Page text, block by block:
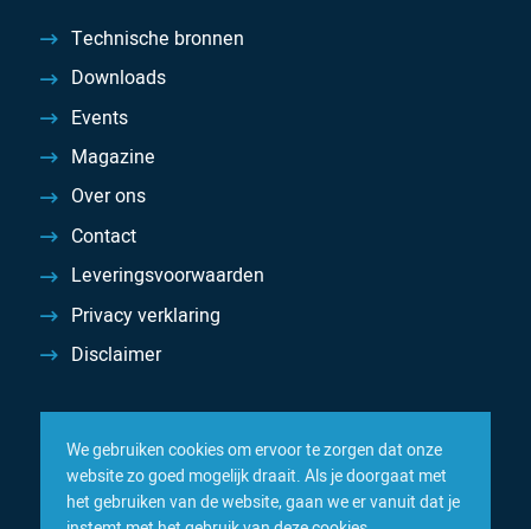
Technische bronnen
Downloads
Events
Magazine
Over ons
Contact
Leveringsvoorwaarden
Privacy verklaring
Disclaimer
We gebruiken cookies om ervoor te zorgen dat onze
website zo goed mogelijk draait. Als je doorgaat met
het gebruiken van de website, gaan we er vanuit dat je